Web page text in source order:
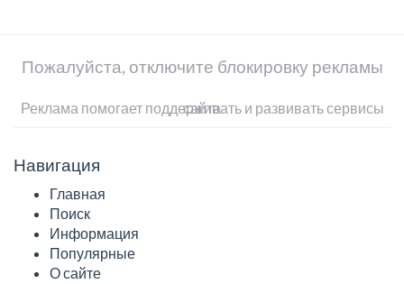
Пожалуйста, отключите блокировку рекламы
Реклама помогает поддерживать и развивать сервисы сайта
Навигация
Главная
Поиск
Информация
Популярные
О сайте